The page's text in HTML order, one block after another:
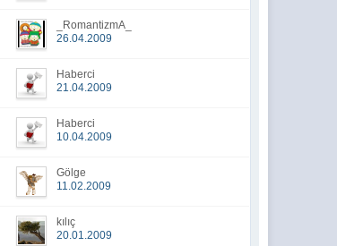
_RomantizmA_
26.04.2009
Haberci
21.04.2009
Haberci
10.04.2009
Gölge
11.02.2009
kılıç
20.01.2009